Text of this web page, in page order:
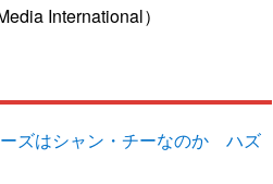
International）
ズはシャン・チーなのか ハズ